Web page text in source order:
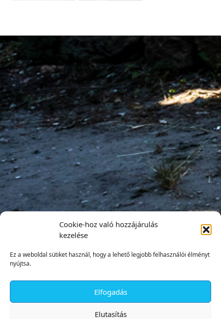
Cookie-hoz való hozzájárulás
kezelése
Ez a weboldal sütiket használ, hogy a lehető legjobb felhasználói élményt
nyújtsa.
Elfogadás
Elutasítás
✕